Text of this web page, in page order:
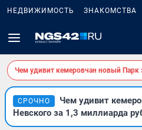
НЕДВИЖИМОСТЬ ЗНАКОМСТВА
Чем удивит кемеровчан новый Парк
СРОЧНО
Чем удивит
Невского за 1,3 миллиарда